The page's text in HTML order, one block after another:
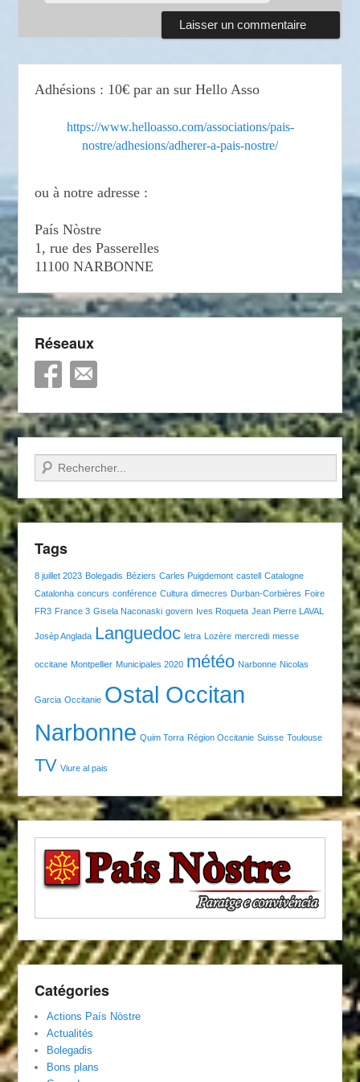
Adhésions : 10€ par an sur Hello Asso
https://www.helloasso.com/associations/pais-
nostre/adhesions/adherer-a-pais-nostre/
ou à notre adresse :
País Nòstre
1, rue des Passerelles
11100 NARBONNE
Réseaux
Recherche
Tags
8 juillet 2023 Bolegadis Béziers Carles Puigdemont castell Catalogne
Catalonha concurs conférence Cultura dimecres Durban-Corbières Foire
FR3 France 3 Gisela Naconaski govern Ives Roqueta Jean Pierre LAVAL
Josèp Anglada Languedoc letra Lozère mercredi messe
occitane Montpellier Municipales 2020 météo Narbonne Nicolas
Garcia Occitanie Ostal Occitan
Narbonne Quim Torra Région Occitanie Suisse Toulouse
TV Viure al pais
Catégories
Actions País Nòstre
Actualités
Bolegadis
Bons plans